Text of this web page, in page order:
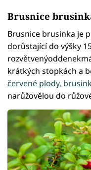
Brusnice
Brusnice brusinka je
dorůstající do výšky
krátkých stopkách a
červené plody,
narůžovělou do